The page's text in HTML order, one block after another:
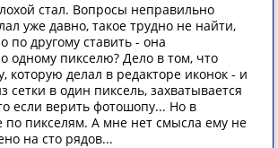
стал. Вопросы неправильно
уже давно, такое трудно не найти,
по другому ставить - она
одному пикселю? Дело в том, что
которую делал в редакторе иконок - и
сетки в один пиксель, захватывается
если верить фотошопу... Но в
по пикселям. А мне нет смысла ему не
на сто рядов...